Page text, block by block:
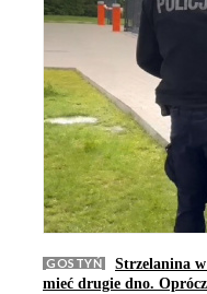
GOSTYŃ
Strzelanina
mieć drugie dno.